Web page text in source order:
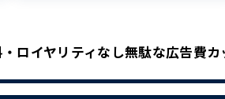
ロイヤリティなし無駄な広告費